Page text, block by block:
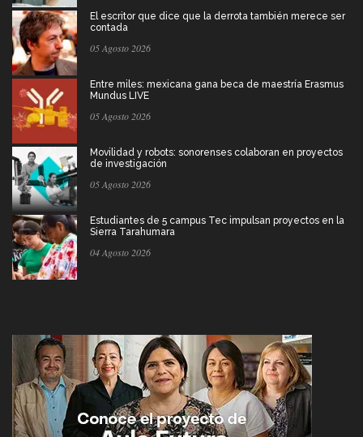
El escritor que dice que la derrota también merece ser
contada
05 Agosto 2026
Entre miles: mexicana gana beca de maestría Erasmus
Mundus LIVE
05 Agosto 2026
Movilidad y robots: sonorenses colaboran en proyectos
de investigación
05 Agosto 2026
Estudiantes de 5 campus Tec impulsan proyectos en la
Sierra Tarahumara
04 Agosto 2026